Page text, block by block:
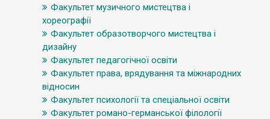
Факультет музичного мистецтва і
хореографії
Факультет образотворчого мистецтва і
дизайну
Факультет педагогічної освіти
Факультет права, врядування та міжнародних
відносин
Факультет психології та спеціальної освіти
Факультет романо-германської філології